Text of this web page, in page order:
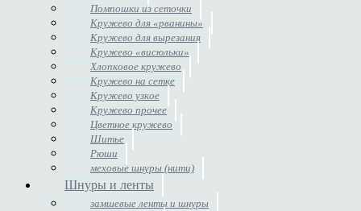
Помпошки из сеточки
Кружево для «рванины»
Кружево для вырезания
Кружево «висюльки»
Хлопковое кружево
Кружево на сетке
Кружево узкое
Кружево прочее
Цветное кружево
Шитье
Рюши
меховые шнуры (нити)
Шнуры и ленты
замшевые ленты и шнуры